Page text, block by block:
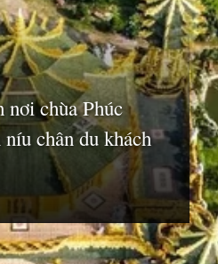
nơi chùa Phúc
chân du khách